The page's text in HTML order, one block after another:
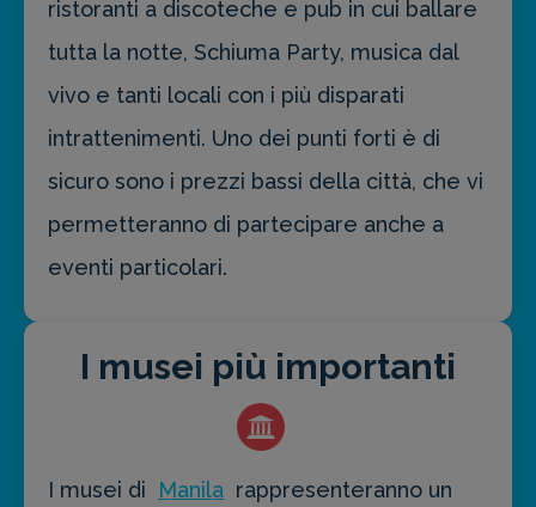
ristoranti a discoteche e pub in cui ballare
tutta la notte, Schiuma Party, musica dal
vivo e tanti locali con i più disparati
intrattenimenti. Uno dei punti forti è di
sicuro sono i prezzi bassi della città, che vi
permetteranno di partecipare anche a
eventi particolari.
I musei più importanti
I musei di Manila rappresenteranno un